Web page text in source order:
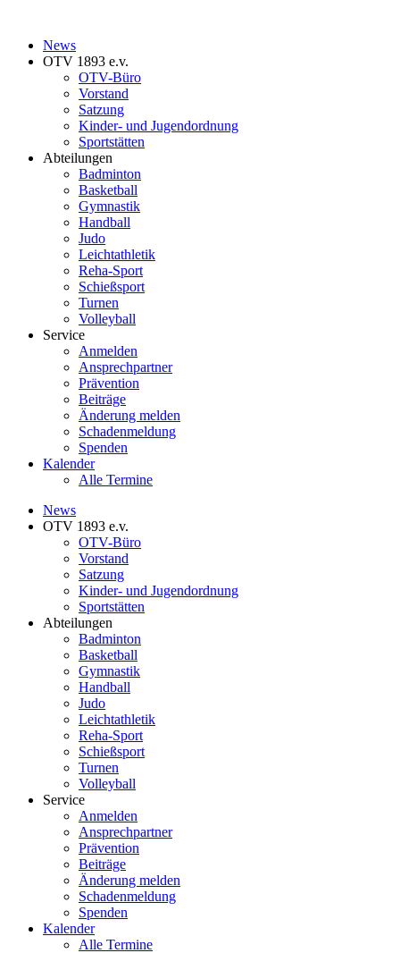
News
OTV 1893 e.v.
OTV-Büro
Vorstand
Satzung
Kinder- und Jugendordnung
Sportstätten
Abteilungen
Badminton
Basketball
Gymnastik
Handball
Judo
Leichtathletik
Reha-Sport
Schießsport
Turnen
Volleyball
Service
Anmelden
Ansprechpartner
Prävention
Beiträge
Änderung melden
Schadenmeldung
Spenden
Kalender
Alle Termine
News
OTV 1893 e.v.
OTV-Büro
Vorstand
Satzung
Kinder- und Jugendordnung
Sportstätten
Abteilungen
Badminton
Basketball
Gymnastik
Handball
Judo
Leichtathletik
Reha-Sport
Schießsport
Turnen
Volleyball
Service
Anmelden
Ansprechpartner
Prävention
Beiträge
Änderung melden
Schadenmeldung
Spenden
Kalender
Alle Termine